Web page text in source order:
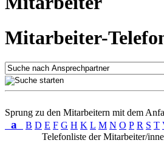
Mitarbeiter-
Sprung zu den Mitarbeitern mit dem
a B D E F G H K L M N O P R S T
Telefonliste der Mitarbeiter/